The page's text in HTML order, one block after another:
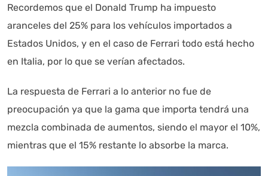
Recordemos que el Donald Trump ha impuesto
aranceles del 25% para los vehículos importados a
Estados Unidos, y en el caso de Ferrari todo está hecho
en Italia, por lo que se verían afectados.
La respuesta de Ferrari a lo anterior no fue de
preocupación ya que la gama que importa tendrá una
mezcla combinada de aumentos, siendo el mayor el 10%,
mientras que el 15% restante lo absorbe la marca.